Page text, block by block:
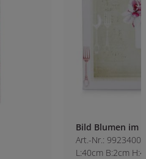
Bild Blumen im
Art.-Nr.: 9923400-
L:40cm B:2cm